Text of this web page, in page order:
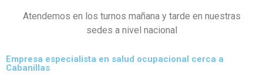
Atendemos en los turnos mañana y tarde en nuestras
sedes a nivel nacional
Empresa especialista en salud ocupacional cerca a
Cabanillas